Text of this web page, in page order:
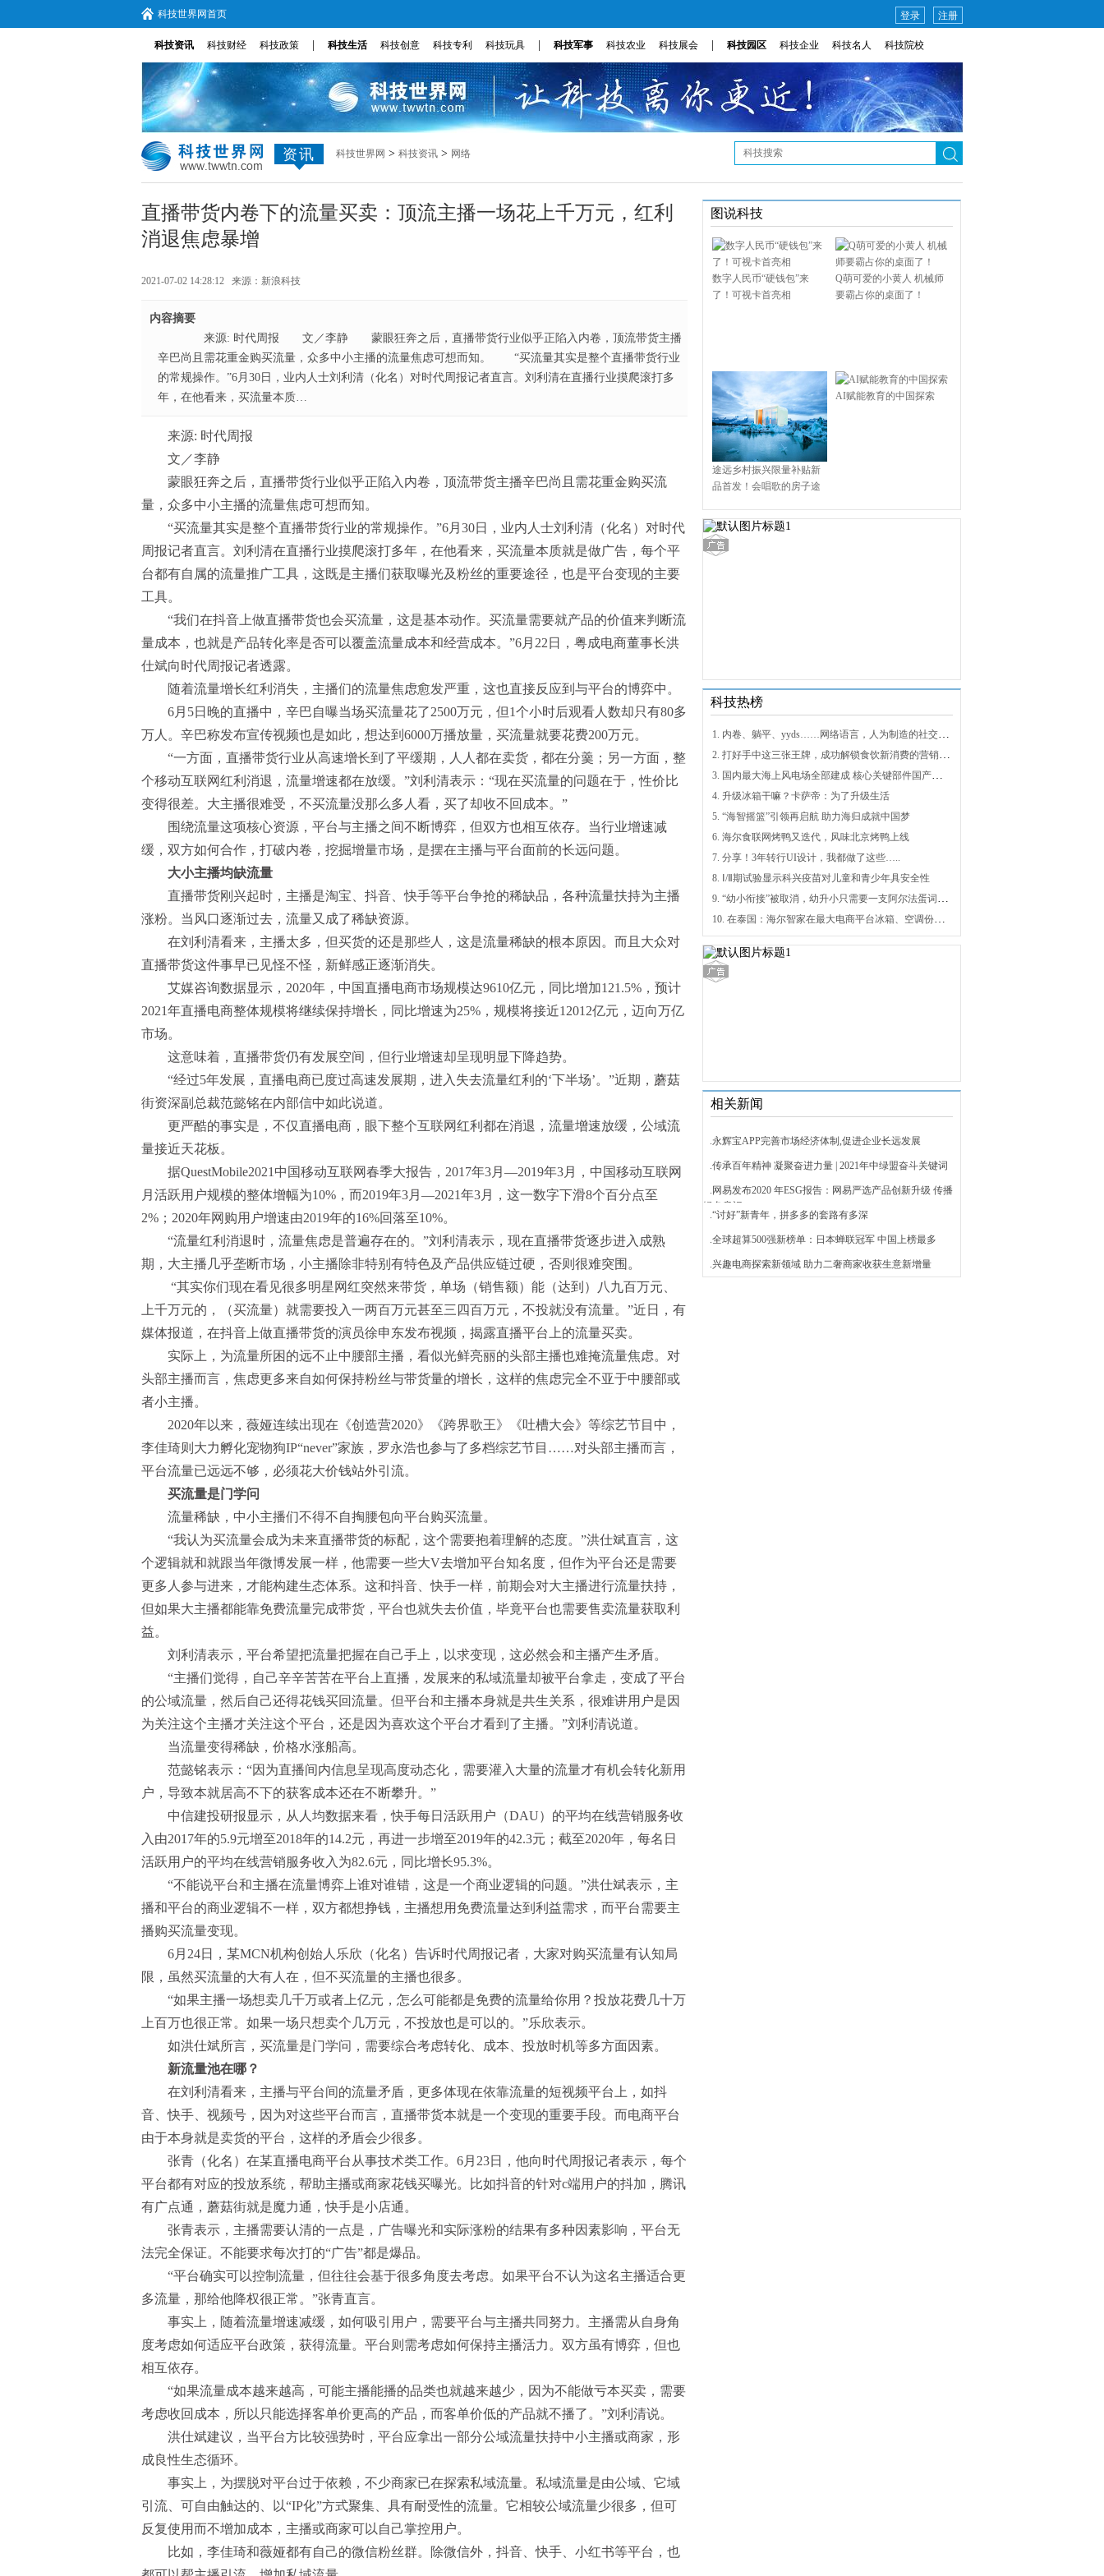
科技世界网首页 注册
登录
科技资讯 科技财经 科技政策 科技生活 科技创意 科技专利 科技玩具 科技军事 科技农业 科技展会 科技园区 科技企业 科技名人 科技院校
资讯 科技世界网 > 科技资讯 > 网络
直播带货内卷下的流量买卖：顶流主播一场花上千万元，红利
消退焦虑暴增
2021-07-02 14:28:12 来源： 新浪科技
内容摘要
来源: 时代周报 文／李静 蒙眼狂奔之后，直播带货行业似乎正陷入内卷，顶流带货主播
辛巴尚且需花重金购买流量，众多中小主播的流量焦虑可想而知。 “买流量其实是整个直播带货行业
的常规操作。”6月30日，业内人士刘利清（化名）对时代周报记者直言。刘利清在直播行业摸爬滚打多
年，在他看来，买流量本质…
来源: 时代周报
文／李静
蒙眼狂奔之后，直播带货行业似乎正陷入内卷，顶流带货主播辛巴尚且需花重金购买流
量，众多中小主播的流量焦虑可想而知。
“买流量其实是整个直播带货行业的常规操作。”6月30日，业内人士刘利清（化名）对时代
周报记者直言。刘利清在直播行业摸爬滚打多年，在他看来，买流量本质就是做广告，每个平
台都有自属的流量推广工具，这既是主播们获取曝光及粉丝的重要途径，也是平台变现的主要
工具。
“我们在抖音上做直播带货也会买流量，这是基本动作。买流量需要就产品的价值来判断流
量成本，也就是产品转化率是否可以覆盖流量成本和经营成本。”6月22日，粤成电商董事长洪
仕斌向时代周报记者透露。
随着流量增长红利消失，主播们的流量焦虑愈发严重，这也直接反应到与平台的博弈中。
6月5日晚的直播中，辛巴自曝当场买流量花了2500万元，但1个小时后观看人数却只有80多
万人。辛巴称发布宣传视频也是如此，想达到6000万播放量，买流量就要花费200万元。
“一方面，直播带货行业从高速增长到了平缓期，人人都在卖货，都在分羹；另一方面，整
个移动互联网红利消退，流量增速都在放缓。”刘利清表示：“现在买流量的问题在于，性价比
变得很差。大主播很难受，不买流量没那么多人看，买了却收不回成本。”
围绕流量这项核心资源，平台与主播之间不断博弈，但双方也相互依存。当行业增速减
缓，双方如何合作，打破内卷，挖掘增量市场，是摆在主播与平台面前的长远问题。
大小主播均缺流量
直播带货刚兴起时，主播是淘宝、抖音、快手等平台争抢的稀缺品，各种流量扶持为主播
涨粉。当风口逐渐过去，流量又成了稀缺资源。
在刘利清看来，主播太多，但买货的还是那些人，这是流量稀缺的根本原因。而且大众对
直播带货这件事早已见怪不怪，新鲜感正逐渐消失。
艾媒咨询数据显示，2020年，中国直播电商市场规模达9610亿元，同比增加121.5%，预计
2021年直播电商整体规模将继续保持增长，同比增速为25%，规模将接近12012亿元，迈向万亿
市场。‍
这意味着，直播带货仍有发展空间，但行业增速却呈现明显下降趋势。
“经过5年发展，直播电商已度过高速发展期，进入失去流量红利的‘下半场’。”近期，蘑菇
街资深副总裁范懿铭在内部信中如此说道。
更严酷的事实是，不仅直播电商，眼下整个互联网红利都在消退，流量增速放缓，公域流
量接近天花板。
据QuestMobile2021中国移动互联网春季大报告，2017年3月—2019年3月，中国移动互联网
月活跃用户规模的整体增幅为10%，而2019年3月—2021年3月，这一数字下滑8个百分点至
2%；2020年网购用户增速由2019年的16%回落至10%。
“流量红利消退时，‍‍流量焦虑是普遍存在的。”刘利清表示，现在直播带货逐步进入成熟
期，大主播几乎垄断市场，小主播除非特别有特色及产品供应链过硬，否则很难突围。
‍ “其实你们现在看见很多明星网红突然来带货，单场（销售额）能（达到）八九百万元、
上千万元的，（买流量）就需要投入一两百万元甚至三四百万元，不投就没有流量。”近日，有
媒体报道，在抖音上做直播带货的演员徐申东发布视频，揭露直播平台上的流量买卖。
实际上，为流量所困的远不止中腰部主播，看似光鲜亮丽的头部主播也难掩流量焦虑。对
头部主播而言，焦虑更多来自如何保持粉丝与带货量的增长，这样的焦虑完全不亚于中腰部或
者小主播。
2020年以来，薇娅连续出现在《创造营2020》《跨界歌王》《吐槽大会》等综艺节目中，
李佳琦则大力孵化宠物狗IP“never”家族，罗永浩也参与了多档综艺节目……对头部主播而言，
平台流量已远远不够，必须花大价钱站外引流。
买流量是门学问
流量稀缺，中小主播们不得不自掏腰包向平台购买流量。
“我认为买流量会成为未来直播带货的标配，这个需要抱着理解的态度。”洪仕斌直言，这
个逻辑就和就跟当年微博发展一样，他需要一些大V去增加平台知名度，但作为平台还是需要
更多人参与进来，才能构建生态体系。这和抖音、快手一样，前期会对大主播进行流量扶持，
但如果大主播都能靠免费流量完成带货，平台也就失去价值，毕竟平台也需要售卖流量获取利
益。
刘利清表示，平台希望把流量把握在自己手上，以求变现，这必然会和主播产生矛盾。
“主播们觉得，自己辛辛苦苦在平台上直播，发展来的私域流量却被平台拿走，变成了平台
的公域流量，然后自己还得花钱买回流量。但平台和主播本身就是共生关系，很难讲用户是因
为关注这个主播才关注这个平台，还是因为喜欢这个平台才看到了主播。”刘利清说道。
当流量变得稀缺，价格水涨船高。
范懿铭表示：“因为直播间内信息呈现高度动态化，需要灌入大量的流量才有机会转化新用
户，导致本就居高不下的获客成本还在不断攀升。”
中信建投研报显示，从人均数据来看，快手每日活跃用户（DAU）的平均在线营销服务收
入由2017年的5.9元增至2018年的14.2元，再进一步增至2019年的42.3元；截至2020年，每名日
活跃用户的平均在线营销服务收入为82.6元，同比增长95.3%。
“不能说平台和主播在流量博弈上谁对谁错，这是一个商业逻辑的问题。”洪仕斌表示，主
播和平台的商业逻辑不一样，双方都想挣钱，主播想用免费流量达到利益需求，而平台需要主
播购买流量变现。
6月24日，某MCN机构创始人乐欣（化名）告诉时代周报记者，大家对购买流量有认知局
限，虽然买流量的大有人在，但不买流量的主播也很多。
“如果主播一场想卖几千万或者上亿元，怎么可能都是免费的流量给你用？投放花费几十万
上百万也很正常。如果一场只想卖个几万元，不投放也是可以的。”乐欣表示。
如洪仕斌所言，买流量是门学问，需要综合考虑转化、成本、投放时机等多方面因素。
新流量池在哪？
在刘利清看来，主播与平台间的流量矛盾，更多体现在依靠流量的短视频平台上，如抖
音、快手、视频号，因为对这些平台而言，直播带货本就是一个变现的重要手段。而电商平台
由于本身就是卖货的平台，这样的矛盾会少很多。
张青（化名）在某直播电商平台从事技术类工作。6月23日，他向时代周报记者表示，每个
平台都有对应的投放系统，帮助主播或商家花钱买曝光。比如抖音的针对c端用户的抖加，腾讯
有广点通，蘑菇街就是魔力通，快手是小店通。
张青表示，主播需要认清的一点是，广告曝光和实际涨粉的结果有多种因素影响，平台无
法完全保证。不能要求每次打的“广告”都是爆品。
“平台确实可以控制流量，但往往会基于很多角度去考虑。如果平台不认为这名主播适合更
多流量，那给他降权很正常。”张青直言。
事实上，随着流量增速减缓，如何吸引用户，需要平台与主播共同努力。主播需从自身角
度考虑如何适应平台政策，获得流量。平台则需考虑如何保持主播活力。双方虽有博弈，但也
相互依存。
“如果流量成本越来越高，可能主播能播的品类也就越来越少，因为不能做亏本买卖，需要
考虑收回成本，所以只能选择客单价更高的产品，而客单价低的产品就不播了。”刘利清说。
洪仕斌建议，当平台方比较强势时，平台应拿出一部分公域流量扶持中小主播或商家，形
成良性生态循环。
事实上，为摆脱对平台过于依赖，不少商家已在探索私域流量。私域流量是由公域、它域
引流、可自由触达的、以“IP化”方式聚集、具有耐受性的流量。它相较公域流量少很多，但可
反复使用而不增加成本，主播或商家可以自己掌控用户。
比如，李佳琦和薇娅都有自己的微信粉丝群。除微信外，抖音、快手、小红书等平台，也
图说科技
数字人民币“硬钱包”来
了！可视卡首亮相
Q萌可爱的小黄人 机械师
要霸占你的桌面了！
途远乡村振兴限量补贴新
品首发！会唱歌的房子途
AI赋能教育的中国探索
科技热榜
1. 内卷、躺平、yyds……网络语言，人为制造的社交屏障？
2. 打好手中这三张王牌，成功解锁食饮新消费的营销密码
3. 国内最大海上风电场全部建成 核心关键部件国产化攻关未来可期
4. 升级冰箱干嘛？卡萨帝：为了升级生活
5. “海智摇篮”引领再启航 助力海归成就中国梦
6. 海尔食联网烤鸭又迭代，风味北京烤鸭上线
7. 分享！3年转行UI设计，我都做了这些…..
8. Ⅰ/Ⅱ期试验显示科兴疫苗对儿童和青少年具安全性
9. “幼小衔接”被取消，幼升小只需要一支阿尔法蛋词典笔
10. 在泰国：海尔智家在最大电商平台冰箱、空调份额第一
相关新闻
.永辉宝APP完善市场经济体制,促进企业长远发展
.传承百年精神 凝聚奋进力量 | 2021年中绿盟奋斗关键词
.网易发布2020 年ESG报告：网易严选产品创新升级 传播
绿色意识
.“讨好”新青年，拼多多的套路有多深
.全球超算500强新榜单：日本蝉联冠军 中国上榜最多
.兴趣电商探索新领域 助力二奢商家收获生意新增量